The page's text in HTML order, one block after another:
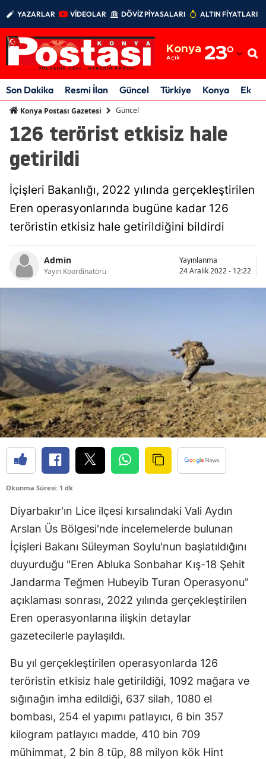
YAZARLAR VİDEOLAR DÖVİZ PİYASALARI ALTIN FİYATLARI
Konya
Açık 23°
Adıyaman
Afyonkarahisar
Amasya
Artvin
Aydın
Balıkesir
Bolu
Burdur
Bursa
Çanakkale
Çankırı
Çorum
Diyarbakır
Edirne
Elazığ
Erzincan
Erzurum
Gaziantep
Giresun
Gümüşhane
Hakkari
Son Dakika Resmi İlan Güncel Türkiye Konya
Konya Postası Gazetesi Güncel
126 terörist etkisiz hale
getirildi
İçişleri Bakanlığı, 2022 yılında gerçekleştirilen
Eren operasyonlarında bugüne kadar 126
teröristin etkisiz hale getirildiğini bildirdi
Admin
Yayın Koordinatörü
Yayınlanma
24 Aralık 2022 - 12:22
Okunma Süresi: 1 dk
Diyarbakır'ın Lice ilçesi kırsalındaki Vali Aydın
Arslan Üs Bölgesi'nde incelemelerde bulunan
İçişleri Bakanı Süleyman Soylu'nun başlatıldığını
duyurduğu "Eren Abluka Sonbahar Kış-18 Şehit
Jandarma Teğmen Hubeyib Turan Operasyonu"
açıklaması sonrası, 2022 yılında gerçekleştirilen
Eren operasyonlarına ilişkin detaylar
gazetecilerle paylaşıldı.
Bu yıl gerçekleştirilen operasyonlarda 126
teröristin etkisiz hale getirildiği, 1092 mağara ve
sığınağın imha edildiği, 637 silah, 1080 el
bombası, 254 el yapımı patlayıcı, 6 bin 357
kilogram patlayıcı madde, 410 bin 709
mühimmat, 2 bin 8 tüp, 88 milyon kök Hint